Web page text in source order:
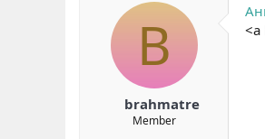
B
brahmatre
Member
<a